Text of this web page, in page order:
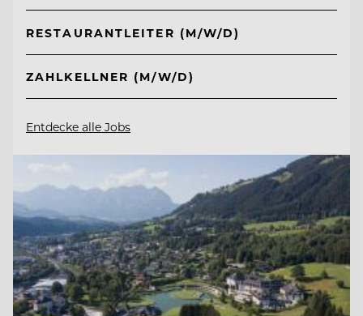
RESTAURANTLEITER (M/W/D)
ZAHLKELLNER (M/W/D)
Entdecke alle Jobs